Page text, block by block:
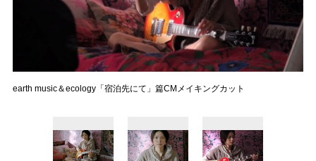
earth music＆ecology「宿泊先にて」篇CMメイキングカット